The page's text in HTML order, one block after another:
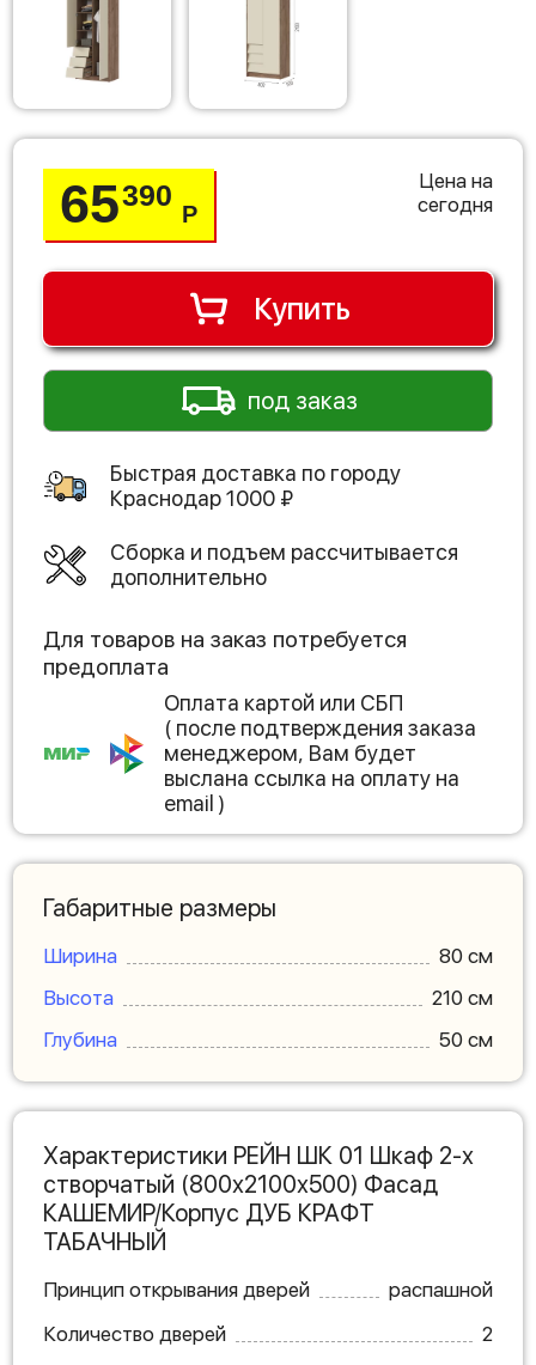
65390
Р
Цена на
сегодня
Купить
под заказ
Быстрая доставка по городу
Краснодар1000 ₽
Сборка и подъем рассчитывается
дополнительно
Для товаров на заказ потребуется
предоплата
Оплата картой или СБП
( после подтверждения заказа
менеджером, Вам будет
выслана ссылка на оплату на
email )
Габаритные размеры
Ширина
80 см
Высота
210 см
Глубина
50 см
Характеристики РЕЙН ШК 01 Шкаф 2-х
створчатый (800х2100х500) Фасад
КАШЕМИР/Корпус ДУБ КРАФТ
ТАБАЧНЫЙ
Принцип открывания дверей
распашной
Количество дверей
2